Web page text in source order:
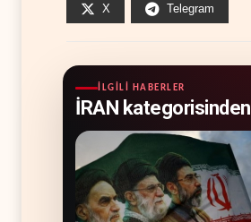
X Telegram
İLGILI HABERLER
İRAN kategorisinden